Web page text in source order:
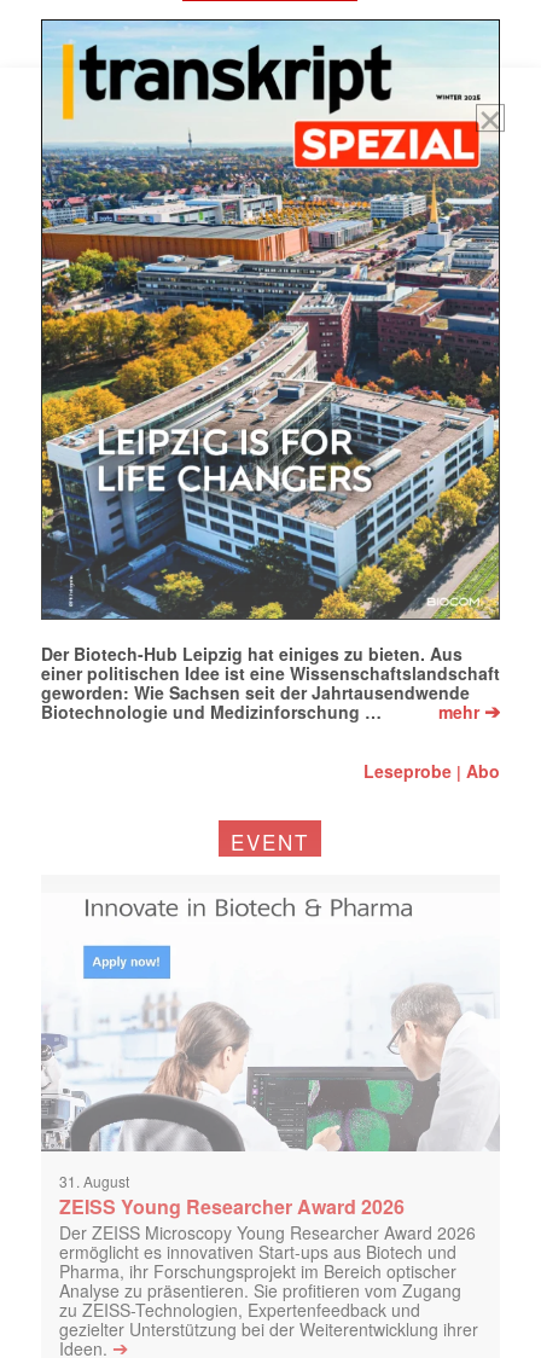
Der Biotech-Hub Leipzig hat einiges zu bieten. Aus
einer politischen Idee ist eine Wissenschaftslandschaft
geworden: Wie Sachsen seit der Jahrtausendwende
Biotechnologie und Medizinforschung …
mehr➔
Leseprobe |Abo
EVENT
31. August
ZEISS Young Researcher Award 2026
Der ZEISS Microscopy Young Researcher Award 2026
ermöglicht es innovativen Start-ups aus Biotech und
Pharma, ihr Forschungsprojekt im Bereich optischer
Analyse zu präsentieren. Sie profitieren vom Zugang
zu ZEISS-Technologien, Expertenfeedback und
gezielter Unterstützung bei der Weiterentwicklung ihrer
Ideen. ➔